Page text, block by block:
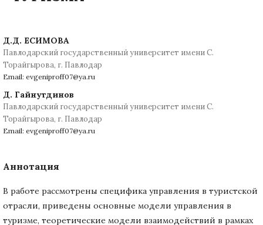
Д.Д. ЕСИМОВА
Павлодарский государственный университет имени С.
Торайгырова, г. Павлодар
Email: evgeniproff07@ya.ru
Д. Гайнутдинов
Павлодарский государственный университет имени С.
Торайгырова, г. Павлодар
Email: evgeniproff07@ya.ru
Аннотация
В работе рассмотрены специфика управления в туристской
отрасли, приведены основные модели управления в
туризме, теоретические модели взаимодействий в рамках